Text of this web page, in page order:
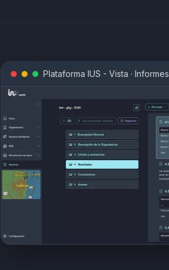
Plataforma IUS - Vista · Informes